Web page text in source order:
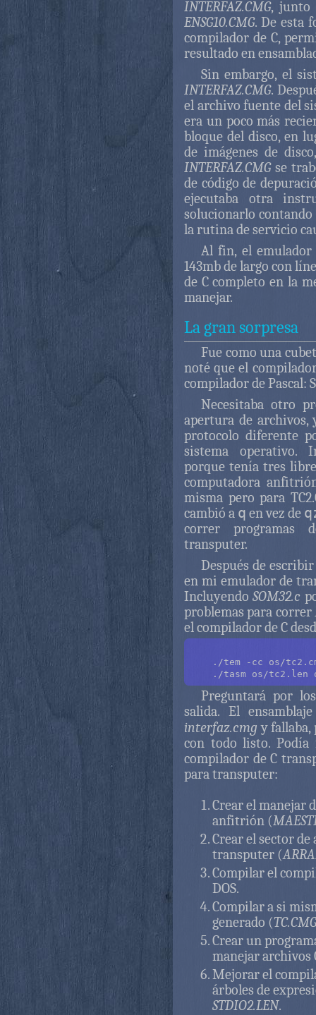
INTERFAZ.CMG, junto
ENSG10.CMG. De esta
compilador de C,
resultado en
Sin embargo, el
INTERFAZ.CMG.
el archivo fuente del
era un poco más
bloque del disco, en
de imágenes de
INTERFAZ.CMGse
de código de
ejecutaba otra
solucionarlo
la rutina de servicio
Al fin, el
143mb de largo con
de C completo en la
manejar.
La gran sorpresa
Fue como una
noté que el
compilador de Pascal:
Necesitaba otro
apertura de archivos,
protocolo diferente
sistema operativo.
porque tenía tres
computadora
misma pero para
cambió a q en vez de
correr programas
transputer.
Después de
en mi emulador de
IncluyendoSOM32.c
problemas para correr
el compilador de C
./tem -cc os/
Preguntará por
salida. El
interfaz.cmg y fallaba,
con todo listo. Podía
compilador de C
para transputer:
Crear el manejar
anfitrión (
Crear el sector
transputer (
Compilar el
DOS.
Compilar a si
generado (TC.CMG
Crear un
manejar archivos
Mejorar el
árboles de
STDIO2.LEN.